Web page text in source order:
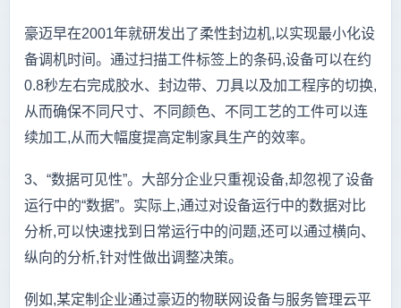
豪迈早在2001年就研发出了柔性封边机,以实现最小化设
备调机时间。通过扫描工件标签上的条码,设备可以在约
0.8秒左右完成胶水、封边带、刀具以及加工程序的切换,
从而确保不同尺寸、不同颜色、不同工艺的工件可以连
续加工,从而大幅度提高定制家具生产的效率。
3、“数据可见性”。 大部分企业只重视设备,却忽视了设备
运行中的“数据”。实际上,通过对设备运行中的数据对比
分析,可以快速找到日常运行中的问题,还可以通过横向、
纵向的分析,针对性做出调整决策。
例如,某定制企业通过豪迈的物联网设备与服务管理云平